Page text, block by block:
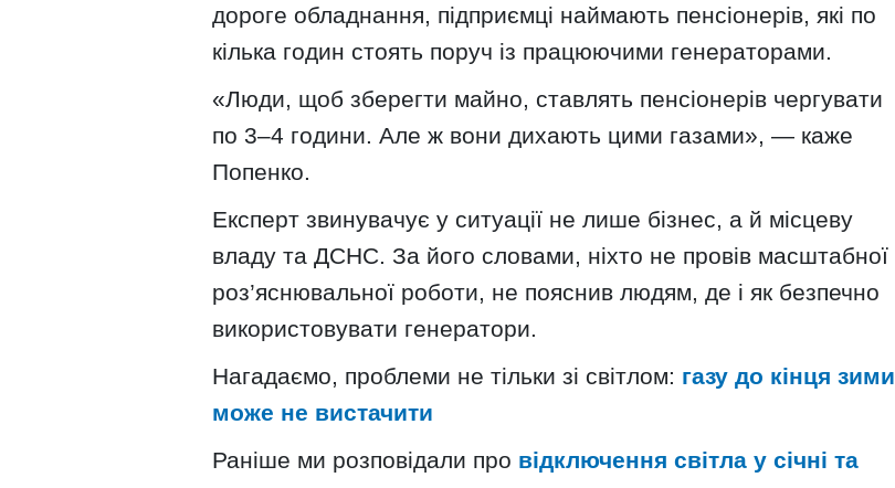
дороге обладнання, підприємці наймають пенсіонерів, які по
кілька годин стоять поруч із працюючими генераторами.
«Люди, щоб зберегти майно, ставлять пенсіонерів чергувати
по 3–4 години. Але ж вони дихають цими газами», — каже
Попенко.
Експерт звинувачує у ситуації не лише бізнес, а й місцеву
владу та ДСНС. За його словами, ніхто не провів масштабної
роз’яснювальної роботи, не пояснив людям, де і як безпечно
використовувати генератори.
Нагадаємо, проблеми не тільки зі світлом: газу до кінця зими
може не вистачити
Раніше ми розповідали про відключення світла у січні та